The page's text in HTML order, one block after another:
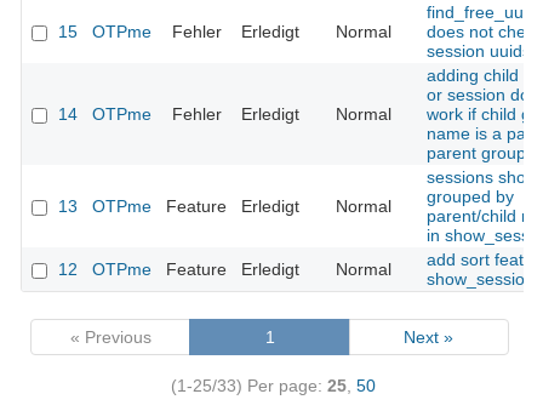
15 OTPme Fehler Erledigt Normal
does not check
session uuids
14 OTPme Fehler Erledigt Normal
adding child
or session
work if child
name is a part
parent group
13 OTPme Feature Erledigt Normal
sessions
grouped by
parent/child
in
12
OTPme Feature Erledigt Normal
add sort
« Previous 1 Next »
(1-25/33) Per page: 25 50